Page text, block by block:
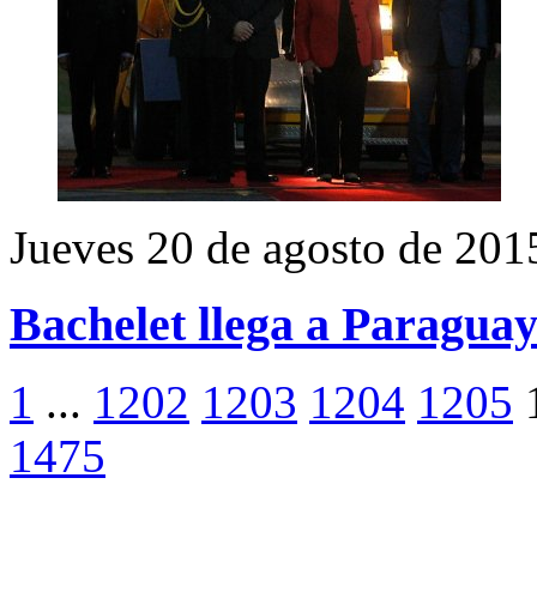
Jueves 20 de agosto de
Bachelet llega a
1 ... 1202 1203 1204 1205
1475